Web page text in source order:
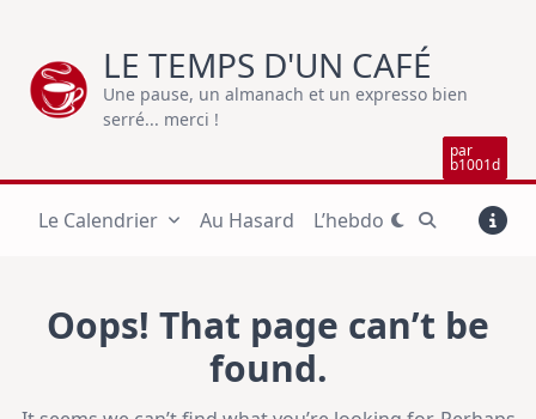
content
LE TEMPS D'UN CAFÉ
Une pause, un almanach et un expresso bien
serré... merci !
par
b1001d
Le Calendrier Au Hasard L’hebdo
Oops! That page can’t be
found.